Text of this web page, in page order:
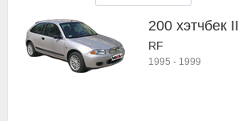
200 хэтчбек II
RF
1995 - 1999